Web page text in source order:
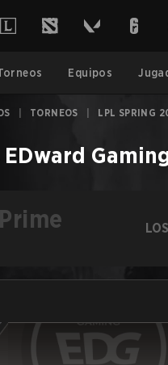
Equipos
TORNEOS LPL SPRING
EDward